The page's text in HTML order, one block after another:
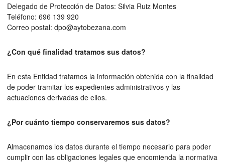
Delegado de Protección de Datos: Silvia Ruiz Montes
Teléfono: 696 139 920
Correo postal: dpo@aytobezana.com
¿Con qué finalidad tratamos sus datos?
En esta Entidad tratamos la información obtenida con la finalidad
de poder tramitar los expedientes administrativos y las
actuaciones derivadas de ellos.
¿Por cuánto tiempo conservaremos sus datos?
Almacenamos los datos durante el tiempo necesario para poder
cumplir con las obligaciones legales que encomienda la normativa